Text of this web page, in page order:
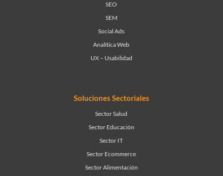
SEO
SEM
Social Ads
Analítica Web
UX – Usabilidad
Soluciones Sectoriales
Sector Salud
Sector Educación
Sector IT
Sector Ecommerce
Sector Alimentación